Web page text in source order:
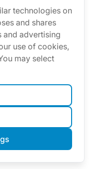
technologies on
and shares
and advertising
use of cookies,
may select